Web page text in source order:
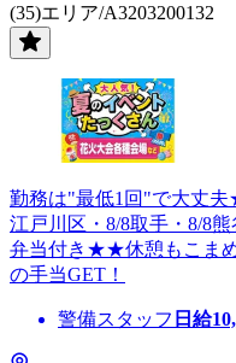
(35)エリア/A3203200132
勤務は"最低1回"で大丈
江戸川区・8/8取手・8/8
弁当付き★★休憩もこま
の手当GET！
警備スタッフ 日給